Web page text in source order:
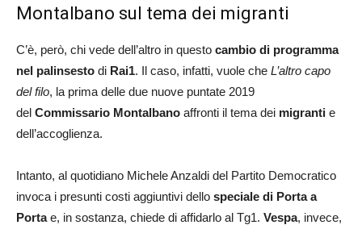
Montalbano sul tema dei migranti
C’è, però, chi vede dell’altro in questo cambio di programma
nel palinsesto di Rai1. Il caso, infatti, vuole che L’altro capo
del filo, la prima delle due nuove puntate 2019
del Commissario Montalbano affronti il tema dei migranti e
dell’accoglienza.
Intanto, al quotidiano Michele Anzaldi del Partito Democratico
invoca i presunti costi aggiuntivi dello speciale di Porta a
Portae, in sostanza, chiede di affidarlo al Tg1. Vespa, invece,